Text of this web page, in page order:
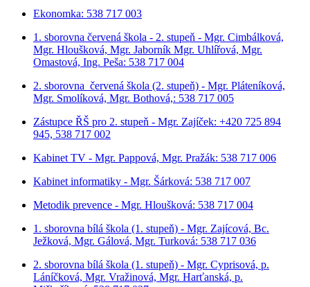
Ekonomka: 538 717 003
1. sborovna červená škola - 2. stupeň - Mgr. Cimbálková,
Mgr. Hloušková, Mgr. Jaborník Mgr. Uhlířová, Mgr.
Omastová, Ing. Peša: 538 717 004
2. sborovna červená škola (2. stupeň) - Mgr. Pláteníková,
Mgr. Smolíková, Mgr. Bothová,: 538 717 005
Zástupce ŘŠ pro 2. stupeň - Mgr. Zajíček: +420 725 894
945, 538 717 002
Kabinet TV - Mgr. Pappová, Mgr. Pražák: 538 717 006
Kabinet informatiky - Mgr. Šárková: 538 717 007
Metodik prevence - Mgr. Hloušková: 538 717 004
1. sborovna bílá škola (1. stupeň) - Mgr. Zajícová, Bc.
Ježková, Mgr. Gálová, Mgr. Turková: 538 717 036
2. sborovna bílá škola (1. stupeň) - Mgr. Cyprisová, p.
Láníčková, Mgr. Vražinová, Mgr. Harťanská, p.